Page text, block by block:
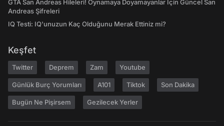
GTA San Andreas Hileleri! Oynamaya Doyamayanlar İçin Güncel San
Andreas Şifreleri
IQ Testi: IQ'unuzun Kaç Olduğunu Merak Ettiniz mi?
Keşfet
Twitter Deprem Zam Youtube
Günlük Burç Yorumları A101 Tiktok Son Dakika
Bugün Ne Pişirsem Gezilecek Yerler